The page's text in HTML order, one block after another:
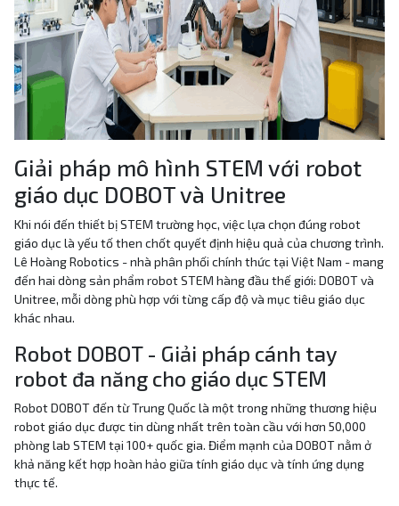
Giải pháp mô hình STEM với robot
giáo dục DOBOT và Unitree
Khi nói đến thiết bị STEM trường học, việc lựa chọn đúng robot
giáo dục là yếu tố then chốt quyết định hiệu quả của chương trình.
Lê Hoàng Robotics - nhà phân phối chính thức tại Việt Nam - mang
đến hai dòng sản phẩm robot STEM hàng đầu thế giới: DOBOT và
Unitree, mỗi dòng phù hợp với từng cấp độ và mục tiêu giáo dục
khác nhau.
Robot DOBOT - Giải pháp cánh tay
robot đa năng cho giáo dục STEM
Robot DOBOT đến từ Trung Quốc là một trong những thương hiệu
robot giáo dục được tin dùng nhất trên toàn cầu với hơn 50,000
phòng lab STEM tại 100+ quốc gia. Điểm mạnh của DOBOT nằm ở
khả năng kết hợp hoàn hảo giữa tính giáo dục và tính ứng dụng
thực tế.